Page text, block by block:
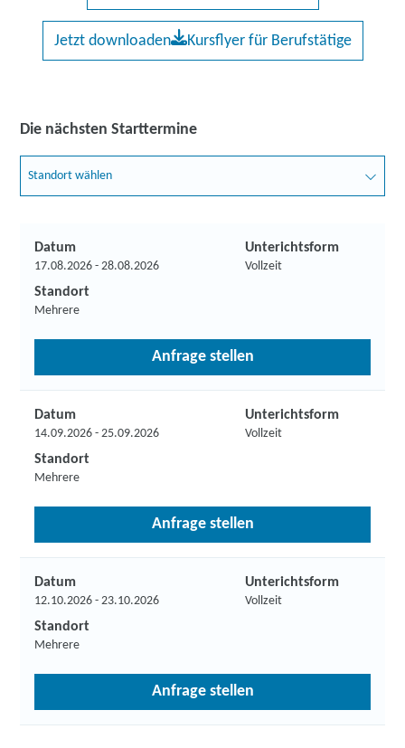
Jetzt downloaden Kursflyer für Berufstätige
Die nächsten Starttermine
Standort wählen
Datum
17.08.2026 - 28.08.2026
Unterichtsform
Vollzeit
Standort
Mehrere
Anfrage stellen
Datum
14.09.2026 - 25.09.2026
Unterichtsform
Vollzeit
Standort
Mehrere
Anfrage stellen
Datum
12.10.2026 - 23.10.2026
Unterichtsform
Vollzeit
Standort
Mehrere
Anfrage stellen